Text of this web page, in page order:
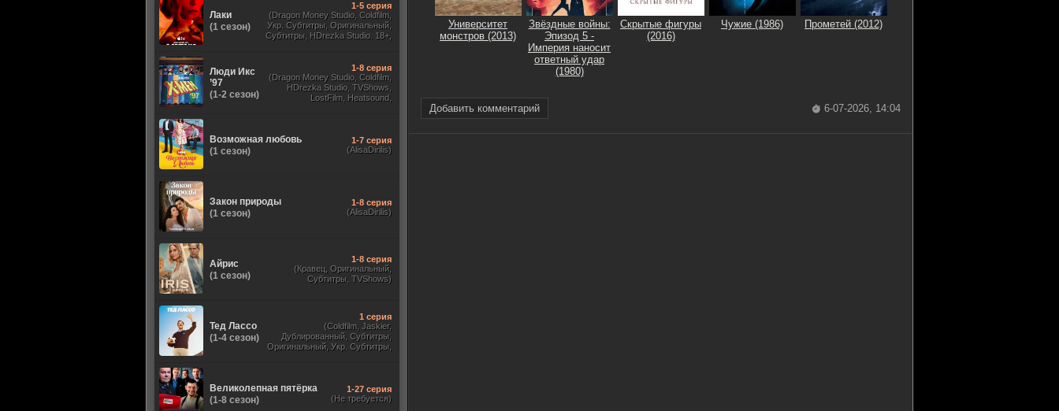
Университет
монстров (2013)
Звёздные войны:
Эпизод 5 -
Империя наносит
ответный удар
(1980)
Скрытые фигуры
(2016)
Чужие (1986) Прометей (2012)
Добавить комментарий 6-07-2026, 14:04
Лаки
(1 сезон)
1-5 серия
(Dragon Money Studio, Coldfilm,
Укр. Субтитры, Оригинальный,
Субтитры, HDrezka Studio. 18+,
Люди Икс
’97
(1-2 сезон)
1-8 серия
(Dragon Money Studio, Coldfilm,
HDrezka Studio, TVShows,
LostFilm, Heatsound,
Возможная любовь
(1 сезон)
1-7 серия
(AlisaDirilis)
Закон природы
(1 сезон)
1-8 серия
(AlisaDirilis)
Айрис
(1 сезон)
1-8 серия
(Кравец, Оригинальный,
Субтитры, TVShows)
Тед Лассо
(1-4 сезон)
1 серия
(Coldfilm, Jaskier,
Дублированный, Субтитры,
Оригинальный, Укр. Субтитры,
Великолепная пятёрка
(1-8 сезон)
1-27 серия
(Не требуется)